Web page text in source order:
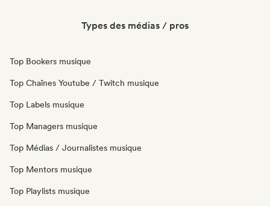
Types des médias / pros
Top Bookers musique
Top Chaînes Youtube / Twitch musique
Top Labels musique
Top Managers musique
Top Médias / Journalistes musique
Top Mentors musique
Top Playlists musique